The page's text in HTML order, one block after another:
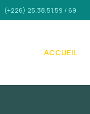
(+226) 25.38.51.59 / 69
ACCUEIL